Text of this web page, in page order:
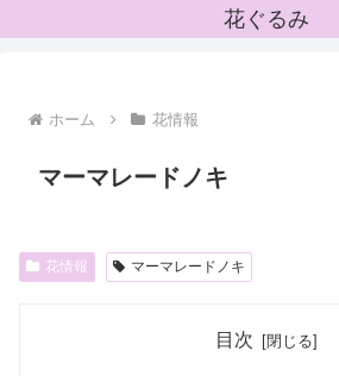
花ぐるみ
ホーム 花情報
マーマレードノキ
花情報 マーマレードノキ
目次